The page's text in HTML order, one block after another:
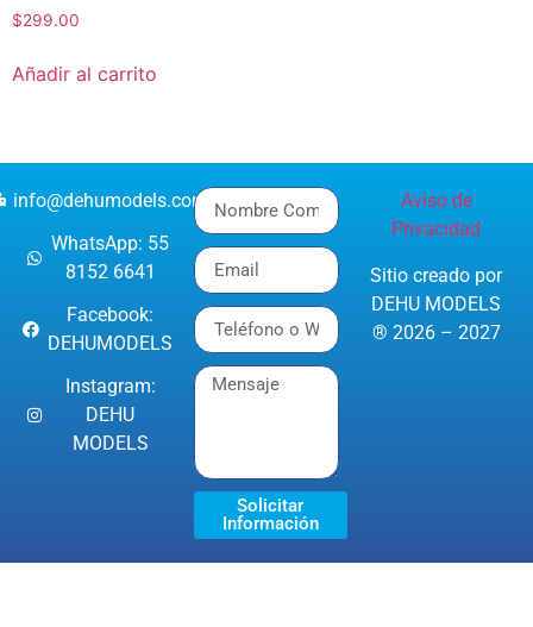
$299.00
Añadir al carrito
info@dehumodels.com
WhatsApp: 55
8152 6641
Facebook:
DEHUMODELS
Instagram:
DEHU
MODELS
Solicitar
Información
Aviso de
Privacidad
Sitio creado por
DEHU MODELS
® 2026 – 2027